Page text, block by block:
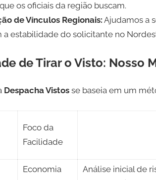
os oficiais da região buscam.
de Vínculos Regionais: Ajudamos a
a estabilidade do solicitante no
de Tirar o Visto: Nosso
Despacha Vistosse baseia em um
Foco da
Facilidade
Economia
Análise inicial de